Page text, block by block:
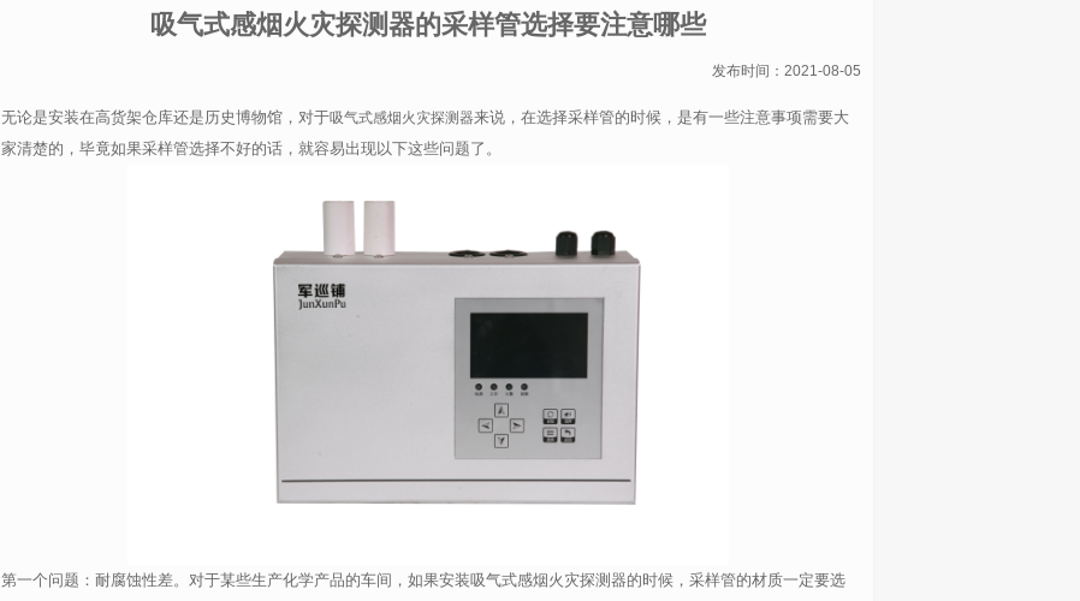
吸气式感烟火灾探测器的采样管选择要注意哪些
发布时间：2021-08-05
无论是安装在高货架仓库还是历史博物馆，对于吸气式感烟火灾探测器来说，在选择采样管的时候，是有一些注意事项需要大
家清楚的，毕竟如果采样管选择不好的话，就容易出现以下这些问题了。
第一个问题：耐腐蚀性差。对于某些生产化学产品的车间，如果安装吸气式感烟火灾探测器的时候，采样管的材质一定要选